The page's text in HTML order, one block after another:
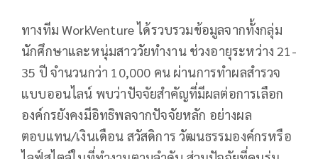
ทางทีม WorkVenture ได้รวบรวมข้อมูลจากทั้งกลุ่ม
นักศึกษาและหนุ่มสาววัยทำงาน ช่วงอายุระหว่าง 21-
35 ปี จำนวนกว่า 10,000 คน ผ่านการทำผลสำรวจ
แบบออนไลน์ พบว่าปัจจัยสำคัญที่มีผลต่อการเลือก
องค์กรยังคงมีอิทธิพลจากปัจจัยหลัก อย่างผล
ตอบแทน/เงินเดือน สวัสดิการ วัฒนธรรมองค์กรหรือ